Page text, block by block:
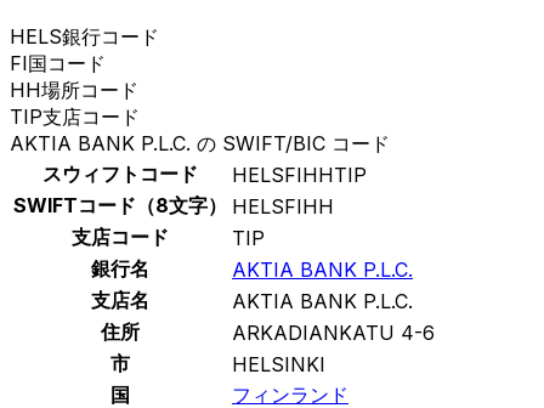
HELS銀行コード
FI国コード
HH場所コード
TIP支店コード
AKTIA BANK P.L.C. の SWIFT/BIC コード
スウィフトコード
HELSFIHHTIP
SWIFTコード（8文字）
HELSFIHH
支店コード
TIP
銀行名
AKTIA BANK P.L.C.
支店名
AKTIA BANK P.L.C.
住所
ARKADIANKATU 4-6
市
HELSINKI
国
フィンランド